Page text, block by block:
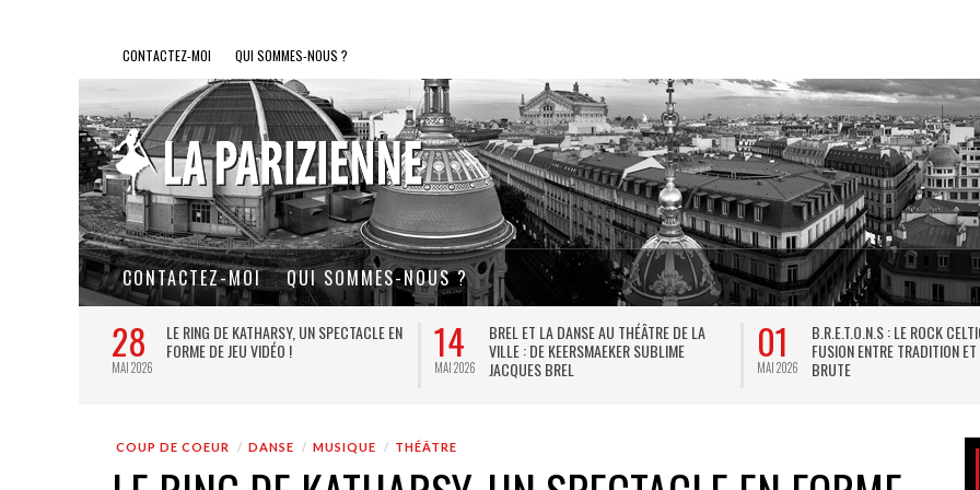
CONTACTEZ-MOI QUI SOMMES-NOUS ?
CONTACTEZ-MOI QUI SOMMES-NOUS ?
27
JUIL 2026
LA GOULUE : LE COUP DE CŒUR
THÉÂTRAL DE L’ÉTÉ PARISIEN
10
JUIN 2026
LA VERSION INTERDITE DU TARTUFFE DE
MOLIÈRE, PLAISIR DE LA LANGUE ET DE
L’ESPRIT
31
MAI 2026
LES MÂCHONNES DE PARIS :
GOURMANDISE AU FÉMININ
COUP DE COEUR DANSE MUSIQUE THÉÂTRE